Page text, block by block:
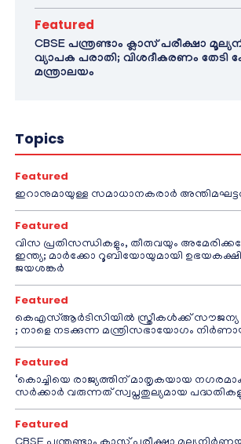
Featured
CBSE പന്ത്രണ്ടാം ക്ലാസ് പരീക്ഷാ
വ്യാപക പരാതി; വിശദീകരണം തേടി
മന്ത്രാലയം
Topics
Featured
ഇറാനുമായുള്ള സമാധാനകരാർ
Featured
വിസ പ്രതിസന്ധികളും, തീരുവയും
ഇന്ത്യ; മാർക്കോ റൂബിയോയുമായി
ജയശങ്കർ
Featured
കെഎസ്ആർടിസിയിൽ സ്ത്രീകൾക്ക് സൗജന്യ
; നാളെ നടക്കുന്ന മന്ത്രിസഭായോഗം
Featured
‘കൊച്ചിയെ രാജ്യത്തിന് മാതൃകയായ
സർക്കാർ വരുന്നത് സ്വപ്നതുല്യമായ
Featured